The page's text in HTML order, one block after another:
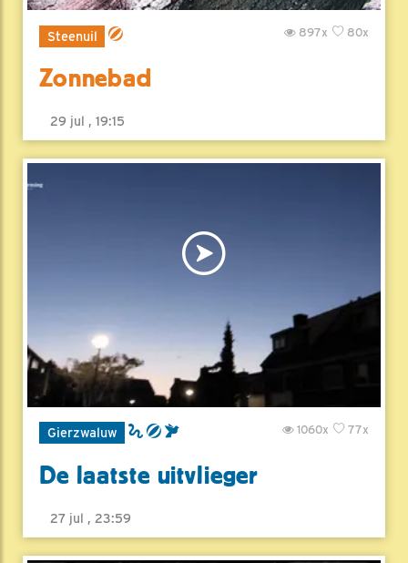
Steenuil 80x
897x
Zonnebad
29 jul , 19:15
Gierzwaluw 77x
1060x
De laatste uitvlieger
27 jul , 23:59